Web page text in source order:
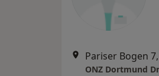
Pariser Bogen